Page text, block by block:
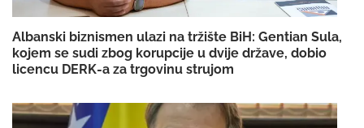
Albanski biznismen ulazi na tržište BiH: Gentian Sula,
kojem se sudi zbog korupcije u dvije države, dobio
licencu DERK-a za trgovinu strujom